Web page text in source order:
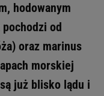
hodowanym
pochodzi od
oraz marinus
morskiej
już blisko lądu i